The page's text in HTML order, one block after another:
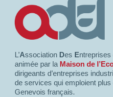
L’Association Des Entreprises
animée par la Maison de
dirigeants d’entreprises
de services qui emploient
Genevois français.